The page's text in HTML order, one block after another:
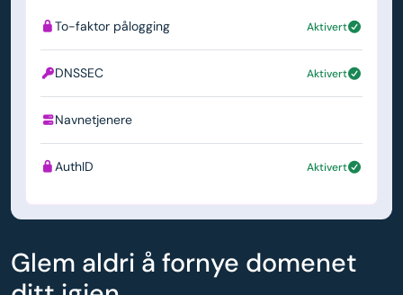
To-faktor pålogging Aktivert
DNSSEC Aktivert
Navnetjenere
AuthID Aktivert
Glem aldri å fornye domenet